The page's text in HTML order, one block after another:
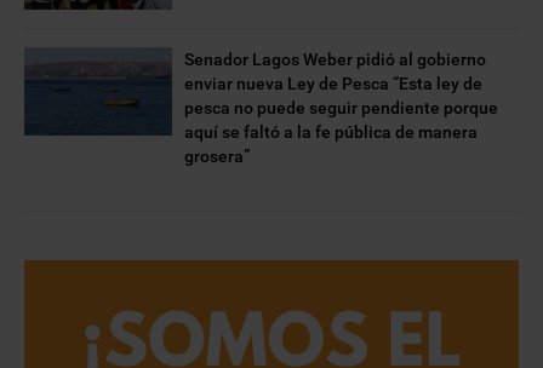
Senador Lagos Weber pidió al gobierno
enviar nueva Ley de Pesca “Esta ley de
pesca no puede seguir pendiente porque
aquí se faltó a la fe pública de manera
grosera”